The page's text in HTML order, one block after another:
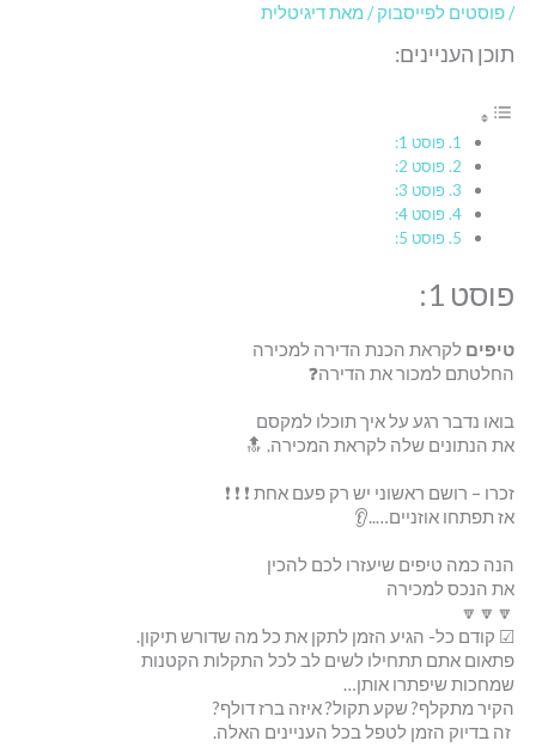
/פוסטים לפייסבוק/ מאתדיגיטלית
תוכן העניינים:
פוסט 1:
פוסט 2:
פוסט 3:
פוסט 4:
פוסט 5:
פוסט 1:
טיפים לקראת הכנת הדירה למכירה
החלטתם למכור את הדירה❓
בואו נדבר רגע על איך תוכלו למקסם
את הנתונים שלה לקראת המכירה. 🔝
זכרו – רושם ראשוני יש רק פעם אחת ❗ ❗ ❗
אז תפתחו אוזניים…..👂
הנה כמה טיפים שיעזרו לכם להכין
את הנכס למכירה
🔽🔽🔽
☑ קודם כל- הגיע הזמן לתקן את כל מה שדורש תיקון.
פתאום אתם תתחילו לשים לב לכל התקלות הקטנות
שמחכות שיפתרו אותן…
הקיר מתקלף? שקע תקול? איזה ברז דולף?
זה בדיוק הזמן לטפל בכל העניינים האלה.